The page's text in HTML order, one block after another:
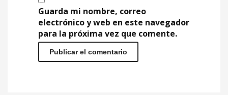
Guarda mi nombre, correo
electrónico y web en este navegador
para la próxima vez que comente.